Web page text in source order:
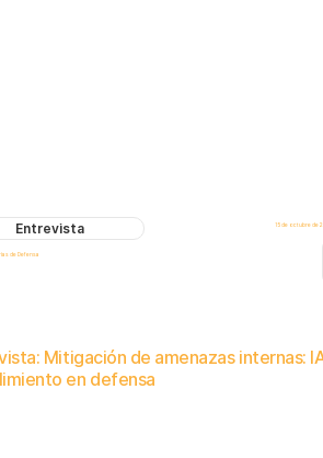
Entrevista 15 de octubre de
de Defensa
Mitigación de amenazas internas:
en defensa